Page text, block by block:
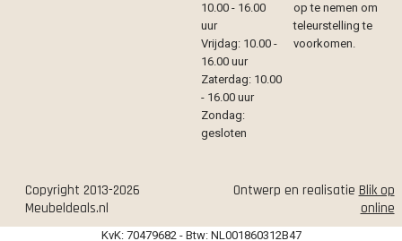
10.00 - 16.00
uur
Vrijdag: 10.00 -
16.00 uur
Zaterdag: 10.00
- 16.00 uur
Zondag:
gesloten
op te nemen om
teleurstelling te
voorkomen.
Copyright 2013-2026
Meubeldeals.nl
Ontwerp en realisatie Blik op
online
KvK: 70479682 - Btw: NL001860312B47